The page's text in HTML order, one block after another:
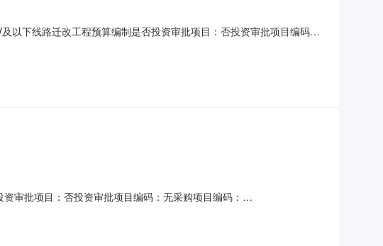
以下线路迁改工程预算编制是否投资审批项目：否投资审批项目编码：
工作日）签订合同时间：15（个工作日）合同备案时间：5（个工作
审批项目：否投资审批项目编码：无采购项目编码：
要求：无选取中介方式：邀请直选+竞价直购企业：中科盛世设计集团